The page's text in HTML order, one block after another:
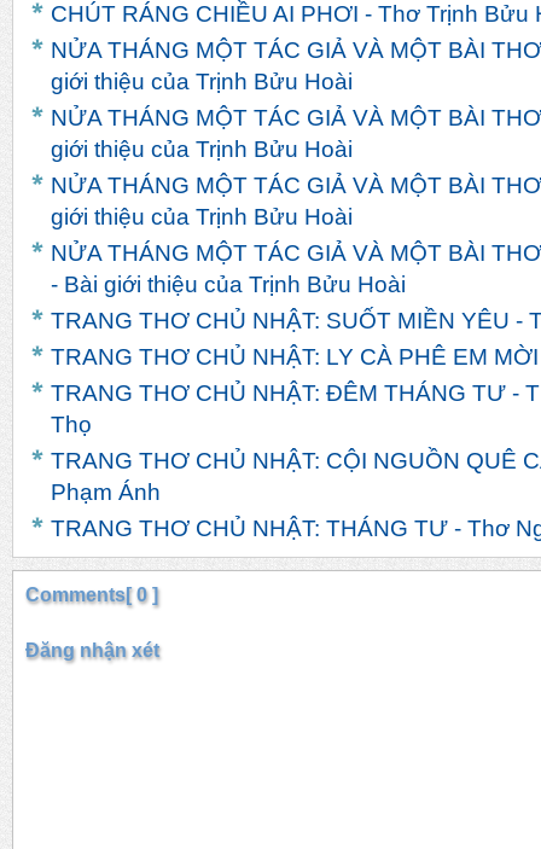
CHÚT RÁNG CHIỀU AI PHƠI - Thơ Trịnh Bửu
NỬA THÁNG MỘT TÁC GIẢ VÀ MỘT BÀI
giới thiệu của Trịnh Bửu Hoài
NỬA THÁNG MỘT TÁC GIẢ VÀ MỘT BÀI
giới thiệu của Trịnh Bửu Hoài
NỬA THÁNG MỘT TÁC GIẢ VÀ MỘT BÀI
giới thiệu của Trịnh Bửu Hoài
NỬA THÁNG MỘT TÁC GIẢ VÀ MỘT BÀI
- Bài giới thiệu của Trịnh Bửu Hoài
TRANG THƠ CHỦ NHẬT: SUỐT MIỀN YÊU -
TRANG THƠ CHỦ NHẬT: LY CÀ PHÊ EM
TRANG THƠ CHỦ NHẬT: ĐÊM THÁNG TƯ -
Thọ
TRANG THƠ CHỦ NHẬT: CỘI NGUỒN QUÊ
Phạm Ánh
TRANG THƠ CHỦ NHẬT: THÁNG TƯ - Thơ
Comments[ 0 ]
Đăng nhận xét